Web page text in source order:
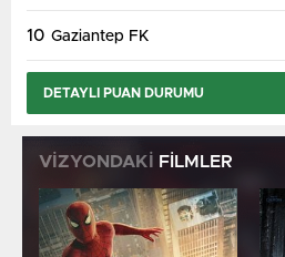
10 Gaziantep FK
DETAYLI PUAN DURUMU
VİZYONDAKİ FİLMLER